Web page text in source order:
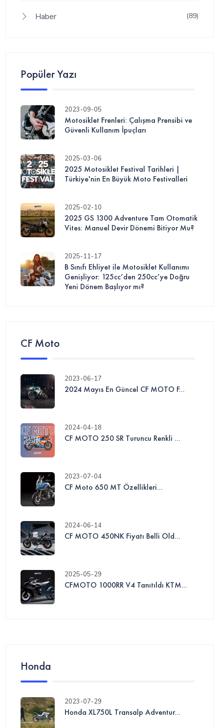
Haber (89)
Popüler Yazı
2023-09-05
Motosiklet Frenleri: Çalışma Prensibi ve
Güvenli Kullanım İpuçları
2025-03-06
2025 Motosiklet Festival Tarihleri |
Türkiye'nin En Büyük Moto Festivalleri
2025-02-10
2025 GS 1300 Adventure Tam Otomatik
Vites: Manuel Devir Dönemi Bitiyor Mu?
2025-11-17
B Sınıfı Ehliyet ile Motosiklet Kullanımı
Genişliyor: 125cc’den 250cc’ye Doğru
Yeni Dönem Başlıyor mı?
CF Moto
2023-06-17
2024 Mayıs En Güncel CF MOTO F...
2024-04-18
CF MOTO 250 SR Turuncu Renkli ...
2023-07-04
CF Moto 650 MT Özellikleri...
2024-06-14
CF MOTO 450NK Fiyatı Belli Old...
2025-05-29
CFMOTO 1000RR V4 Tanıtıldı KTM...
Honda
2023-07-29
Honda XL750L Transalp Adventur...